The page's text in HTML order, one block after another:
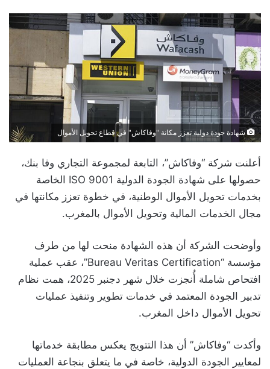
شهادة جودة دولية تعزز مكانة "وفاكاش" في قطاع تحويل الأموال
أعلنت شركة “وفاكاش”، التابعة لمجموعة التجاري وفا بنك،
حصولها على شهادة الجودة الدولية ISO 9001 الخاصة
بخدمات تحويل الأموال الوطنية، في خطوة تعزز مكانتها في
مجال الخدمات المالية وتحويل الأموال بالمغرب.
وأوضحت الشركة أن هذه الشهادة منحت لها من طرف
مؤسسة “Bureau Veritas Certification”، عقب عملية
افتحاص شاملة أُنجزت خلال شهر دجنبر 2025، همت نظام
تدبير الجودة المعتمد في خدمات تطوير وتنفيذ عمليات
تحويل الأموال داخل المغرب.
وأكدت “وفاكاش” أن هذا التتويج يعكس مطابقة خدماتها
لمعايير الجودة الدولية، خاصة في ما يتعلق بنجاعة العمليات